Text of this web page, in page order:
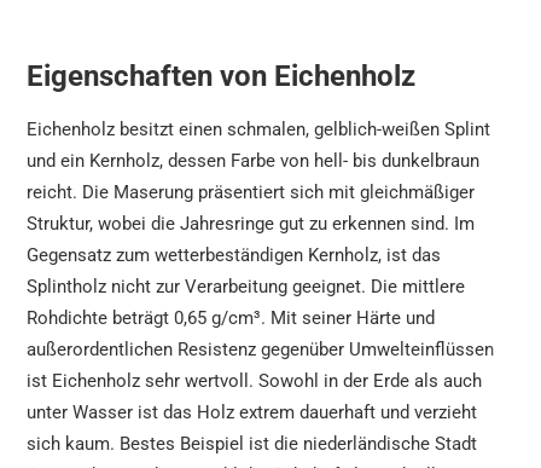
Eigenschaften von Eichenholz
Eichenholz besitzt einen schmalen, gelblich-weißen Splint
und ein Kernholz, dessen Farbe von hell- bis dunkelbraun
reicht. Die Maserung präsentiert sich mit gleichmäßiger
Struktur, wobei die Jahresringe gut zu erkennen sind. Im
Gegensatz zum wetterbeständigen Kernholz, ist das
Splintholz nicht zur Verarbeitung geeignet. Die mittlere
Rohdichte beträgt 0,65 g/cm³. Mit seiner Härte und
außerordentlichen Resistenz gegenüber Umwelteinflüssen
ist Eichenholz sehr wertvoll. Sowohl in der Erde als auch
unter Wasser ist das Holz extrem dauerhaft und verzieht
sich kaum. Bestes Beispiel ist die niederländische Stadt